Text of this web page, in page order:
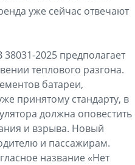
уже сейчас отвечают
2025 предполагает
теплового разгона.
батареи,
принятому стандарту, в
должна оповестить
и взрыва. Новый
и пассажирам.
название «Нет